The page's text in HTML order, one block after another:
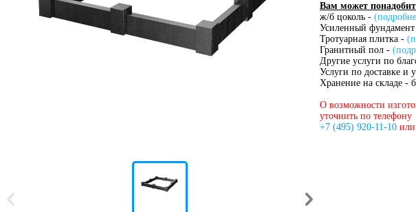
Вам может
ж/б цоколь -
Усиленный
Тротуарная плитка -
Гранитный пол -
Другие услуги по
Услуги по доставке и
Хранение на складе -
О возможности
уточнить по телефону
+7 (495) 920-11-10 или